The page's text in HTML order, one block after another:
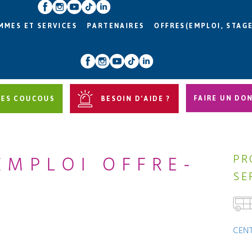
ET SERVICES PARTENAIRES OFFRES(EMPLOI,
COUCOUS BESOIN D’AIDE ? FAIRE UN DON
OFFRE-